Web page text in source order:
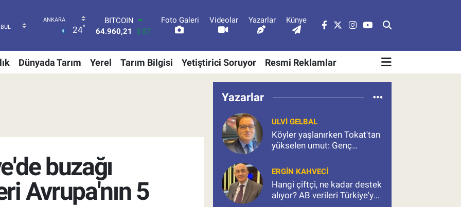
24°
DOLAR
47,7436
0.18
55,2510 0.32
STERLİN
64,4811 0.38
Foto Galeri Videolar Yazarlar Künye
Dünyada Tarım Yerel Tarım Bilgisi Yetiştirici Soruyor Resmi Reklamlar
buzağı
Avrupa'nın 5
Yazarlar
ULVI GELBAL
Köyler yaşlanırken Tokat'tan
yükselen umut: Genç
ERGIN KAHVECI
Hangi çiftçi, ne kadar destek
alıyor? AB verileri Türkiye'ye